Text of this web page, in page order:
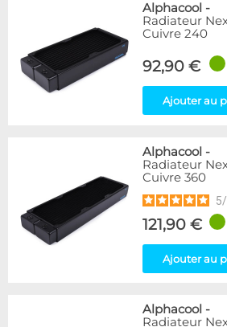
Alphacool -
Radiateur
Cuivre 240
92,90 €
Ajouter au
Alphacool -
Radiateur
Cuivre 360
5/
121,90 €
Ajouter au
Alphacool -
Radiateur